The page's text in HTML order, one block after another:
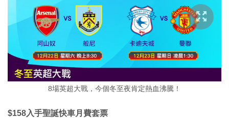
8場英超大戰，今個冬至夜肯定熱血沸騰！
$158入手聖誕快車月費套票